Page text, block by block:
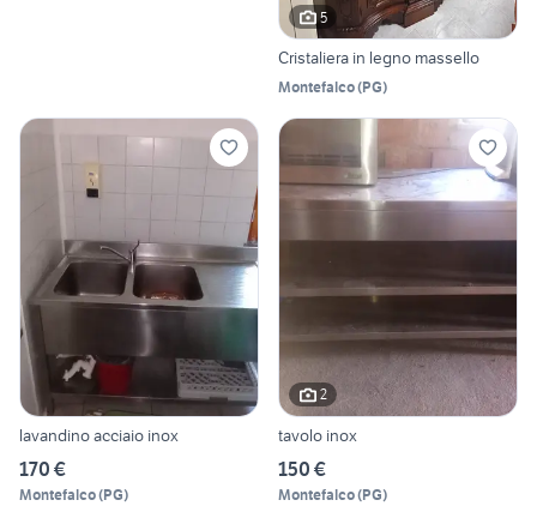
5
Cristaliera in legno massello
Montefalco(PG)
lavandino acciaio inox
170 €
Montefalco(PG)
2
tavolo inox
150 €
Montefalco(PG)